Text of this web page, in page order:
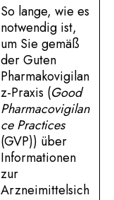
So lange, wie es
notwendig ist,
um Sie gemäß
der Guten
Pharmakovigilan
z-Praxis (Good
Pharmacovigilan
ce Practices
(GVP)) über
Informationen
zur
Arzneimittelsich